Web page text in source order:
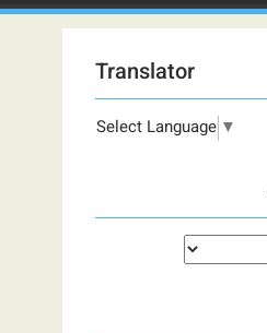
Translator
Select Language ▼